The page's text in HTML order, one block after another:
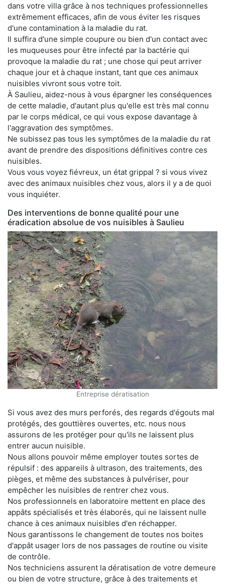
dans votre villa grâce à nos techniques professionnelles
extrêmement efficaces, afin de vous éviter les risques
d'une contamination à la maladie du rat.
Il suffira d'une simple coupure ou bien d'un contact avec
les muqueuses pour être infecté par la bactérie qui
provoque la maladie du rat ; une chose qui peut arriver
chaque jour et à chaque instant, tant que ces animaux
nuisibles vivront sous votre toit.
À Saulieu, aidez-nous à vous épargner les conséquences
de cette maladie, d'autant plus qu'elle est très mal connu
par le corps médical, ce qui vous expose davantage à
l'aggravation des symptômes.
Ne subissez pas tous les symptômes de la maladie du rat
avant de prendre des dispositions définitives contre ces
nuisibles.
Vous vous voyez fiévreux, un état grippal ? si vous vivez
avec des animaux nuisibles chez vous, alors il y a de quoi
vous inquiéter.
Des interventions de bonne qualité pour une
éradication absolue de vos nuisibles à Saulieu
Entreprise dératisation
Si vous avez des murs perforés, des regards d'égouts mal
protégés, des gouttières ouvertes, etc. nous nous
assurons de les protéger pour qu'ils ne laissent plus
entrer aucun nuisible.
Nous allons pouvoir même employer toutes sortes de
répulsif : des appareils à ultrason, des traitements, des
pièges, et même des substances à pulvériser, pour
empêcher les nuisibles de rentrer chez vous.
Nos professionnels en laboratoire mettent en place des
appâts spécialisés et très élaborés, qui ne laissent nulle
chance à ces animaux nuisibles d'en réchapper.
Nous garantissons le changement de toutes nos boites
d'appât usager lors de nos passages de routine ou visite
de contrôle.
Nos techniciens assurent la dératisation de votre demeure
ou bien de votre structure, grâce à des traitements et